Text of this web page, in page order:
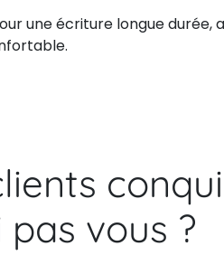
une écriture longue durée,
vous ?